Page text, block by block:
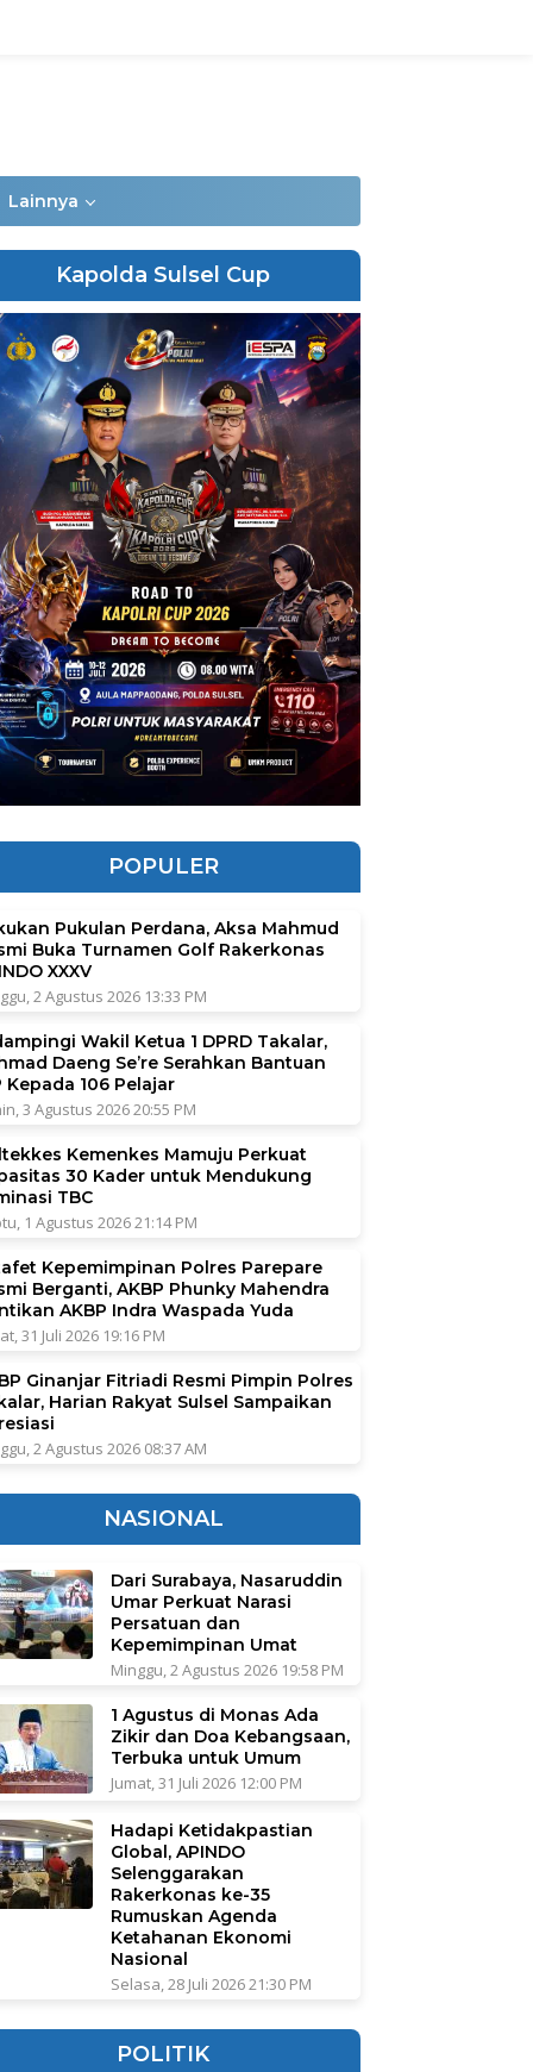
Lainnya
Kapolda Sulsel Cup
POPULER
Pukulan Perdana, Aksa Mahmud
Buka Turnamen Golf Rakerkonas
XXXV
2 Agustus 2026 13:33 PM
Wakil Ketua 1 DPRD Takalar,
Daeng Se’re Serahkan Bantuan
Kepada 106 Pelajar
3 Agustus 2026 20:55 PM
Kemenkes Mamuju Perkuat
30 Kader untuk Mendukung
TBC
1 Agustus 2026 21:14 PM
Kepemimpinan Polres Parepare
Berganti, AKBP Phunky Mahendra
AKBP Indra Waspada Yuda
31 Juli 2026 19:16 PM
Ginanjar Fitriadi Resmi Pimpin Polres
Harian Rakyat Sulsel Sampaikan
2 Agustus 2026 08:37 AM
NASIONAL
Dari Surabaya, Nasaruddin
Umar Perkuat Narasi
Persatuan dan
Kepemimpinan Umat
Minggu, 2 Agustus 2026 19:58 PM
1 Agustus di Monas Ada
Zikir dan Doa Kebangsaan,
Terbuka untuk Umum
Jumat, 31 Juli 2026 12:00 PM
Hadapi Ketidakpastian
Global, APINDO
Selenggarakan
Rakerkonas ke-35
Rumuskan Agenda
Ketahanan Ekonomi
Nasional
Selasa, 28 Juli 2026 21:30 PM
POLITIK